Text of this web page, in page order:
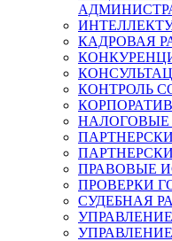
КАДРОВАЯ
КОНТРОЛЬ
ПРАВОВЫЕ
ПРОВЕРКИ
СУДЕБНАЯ